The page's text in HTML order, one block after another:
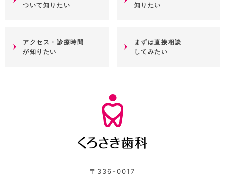
ついて知りたい
知りたい
アクセス・診療時間
が知りたい
まずは直接相談
してみたい
〒336-0017